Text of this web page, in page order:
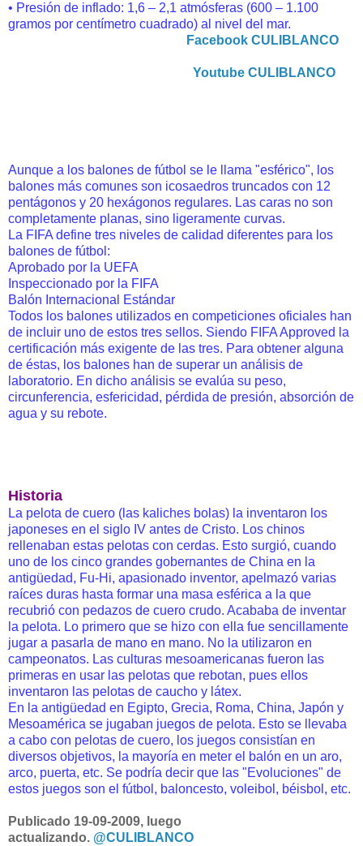
• Presión de inflado: 1,6 – 2,1 atmósferas (600 – 1.100
gramos por centímetro cuadrado) al nivel del mar.
Facebook CULIBLANCO
Youtube CULIBLANCO
Aunque a los balones de fútbol se le llama "esférico", los
balones más comunes son icosaedros truncados con 12
pentágonos y 20 hexágonos regulares. Las caras no son
completamente planas, sino ligeramente curvas.
La FIFA define tres niveles de calidad diferentes para los
balones de fútbol:
Aprobado por la UEFA
Inspeccionado por la FIFA
Balón Internacional Estándar
Todos los balones utilizados en competiciones oficiales han
de incluir uno de estos tres sellos. Siendo FIFA Approved la
certificación más exigente de las tres. Para obtener alguna
de éstas, los balones han de superar un análisis de
laboratorio. En dicho análisis se evalúa su peso,
circunferencia, esfericidad, pérdida de presión, absorción de
agua y su rebote.
Historia
La pelota de cuero (las kaliches bolas) la inventaron los
japoneses en el siglo IV antes de Cristo. Los chinos
rellenaban estas pelotas con cerdas. Esto surgió, cuando
uno de los cinco grandes gobernantes de China en la
antigüedad, Fu-Hi, apasionado inventor, apelmazó varias
raíces duras hasta formar una masa esférica a la que
recubrió con pedazos de cuero crudo. Acababa de inventar
la pelota. Lo primero que se hizo con ella fue sencillamente
jugar a pasarla de mano en mano. No la utilizaron en
campeonatos. Las culturas mesoamericanas fueron las
primeras en usar las pelotas que rebotan, pues ellos
inventaron las pelotas de caucho y látex.
En la antigüedad en Egipto, Grecia, Roma, China, Japón y
Mesoamérica se jugaban juegos de pelota. Esto se llevaba
a cabo con pelotas de cuero, los juegos consistían en
diversos objetivos, la mayoría en meter el balón en un aro,
arco, puerta, etc. Se podría decir que las "Evoluciones" de
estos juegos son el fútbol, baloncesto, voleibol, béisbol, etc.
Publicado 19-09-2009, luego
actualizando. @CULIBLANCO